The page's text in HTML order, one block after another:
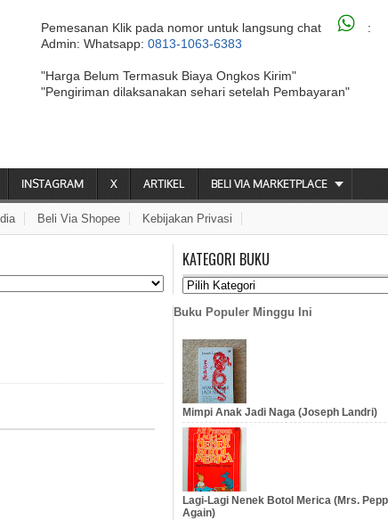
Pemesanan Klik pada nomor untuk langsung chat
:
Admin: Whatsapp: 0813-1063-6383
"Harga Belum Termasuk Biaya Ongkos Kirim"
"Pengiriman dilaksanakan sehari setelah Pembayaran"
INSTAGRAM X ARTIKEL BELI VIA MARKETPLACE
Beli Via Shopee Kebijakan Privasi
KATEGORI BUKU
Buku Populer Minggu Ini
Mimpi Anak Jadi Naga (Joseph Landri)
Lagi-Lagi Nenek Botol Merica (Mrs.
Again)